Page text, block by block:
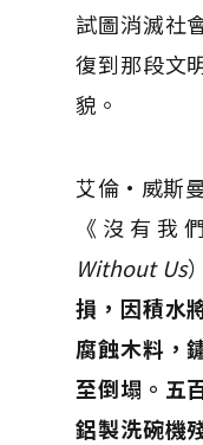
試圖消滅社
復到那段文
貌。
艾倫·威斯
《沒有我
Without Us
損，因積水
腐蝕木料，
至倒塌。五
鋁製洗碗機